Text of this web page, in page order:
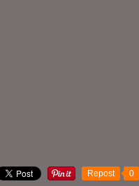
Repost 0